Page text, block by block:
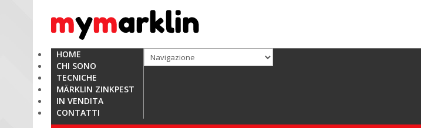
HOME
CHI SONO
TECNICHE
MÄRKLIN ZINKPEST
IN VENDITA
CONTATTI